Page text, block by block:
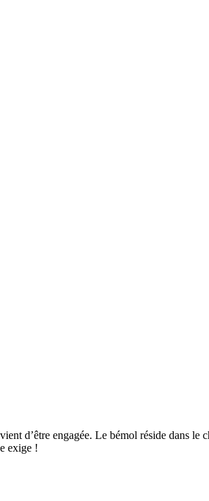
d’être engagée. Le bémol réside dans le
exige !